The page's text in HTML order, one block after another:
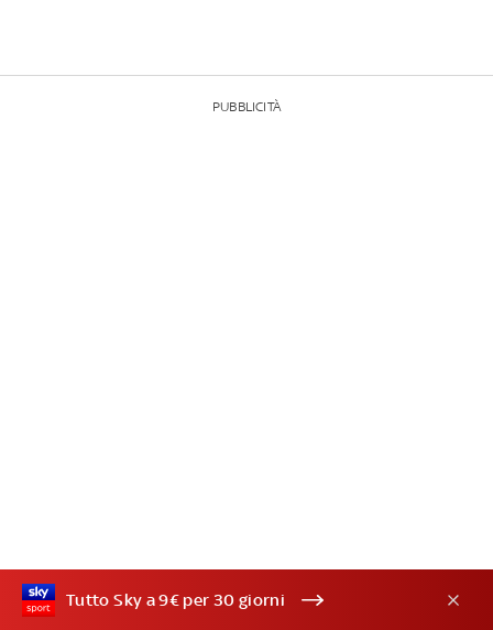
PUBBLICITÀ
Tutto Sky a 9€ per 30 giorni